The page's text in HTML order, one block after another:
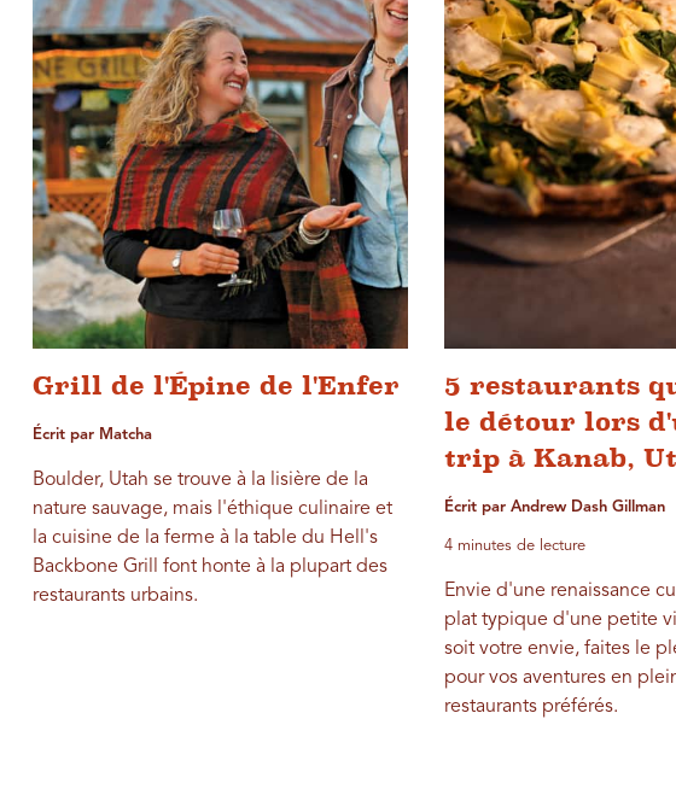
Grill de l'Épine de l'Enfer
Écrit par Matcha
Boulder, Utah se trouve à la lisière de la
nature sauvage, mais l'éthique culinaire et
la cuisine de la ferme à la table du Hell's
Backbone Grill font honte à la plupart des
restaurants urbains.
5 restaurants
le détour lors
trip à Kanab,
Écrit par Andrew Dash Gillman
4 minutes de lecture
Envie d'une renaissance
plat typique d'une petite
soit votre envie, faites le
pour vos aventures en
restaurants préférés.